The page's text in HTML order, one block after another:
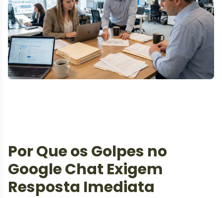
Por Que os Golpes no
Google Chat Exigem
Resposta Imediata